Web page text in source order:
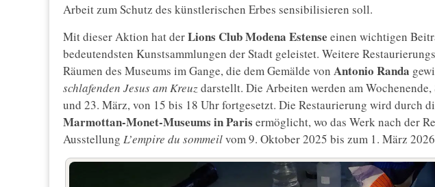
Arbeit zum Schutz des künstlerischen Erbes sensibilisieren soll.
Mit dieser Aktion hat derLions Club Modena Estense einen wichtigen
bedeutendsten Kunstsammlungen der Stadt geleistet. Weitere
Räumen des Museums im Gange, die dem Gemälde von Antonio Randa
schlafenden Jesus am Kreuzdarstellt. Die Arbeiten werden am Wochenende,
und 23. März, von 15 bis 18 Uhr fortgesetzt. Die Restaurierung wird durch
Marmottan-Monet-Museums in Paris ermöglicht, wo das Werk nach der
Ausstellung L’empire du sommeilvom 9. Oktober 2025 bis zum 1. März